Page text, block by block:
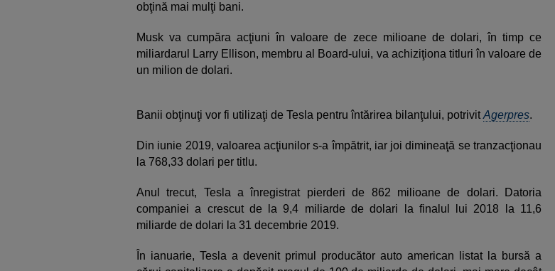
obţină mai mulţi bani.
Musk va cumpăra acţiuni în valoare de zece milioane de dolari, în timp ce
miliardarul Larry Ellison, membru al Board-ului, va achiziţiona titluri în valoare de
un milion de dolari.
Banii obţinuţi vor fi utilizaţi de Tesla pentru întărirea bilanţului, potrivitAgerpres.
Din iunie 2019, valoarea acţiunilor s-a împătrit, iar joi dimineaţă se tranzacţionau
la 768,33 dolari per titlu.
Anul trecut, Tesla a înregistrat pierderi de 862 milioane de dolari. Datoria
companiei a crescut de la 9,4 miliarde de dolari la finalul lui 2018 la 11,6
miliarde de dolari la 31 decembrie 2019.
În ianuarie, Tesla a devenit primul producător auto american listat la bursă a